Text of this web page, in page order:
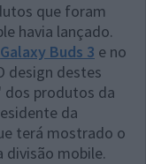
que foram
havia lançado.
Galaxy Buds 3 e no
design destes
dos produtos da
da
terá mostrado o
divisão mobile.